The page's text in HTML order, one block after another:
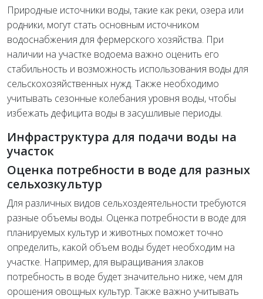
Природные источники воды, такие как реки, озера или
родники, могут стать основным источником
водоснабжения для фермерского хозяйства. При
наличии на участке водоема важно оценить его
стабильность и возможность использования воды для
сельскохозяйственных нужд. Также необходимо
учитывать сезонные колебания уровня воды, чтобы
избежать дефицита воды в засушливые периоды.
Инфраструктура для подачи воды на
участок
Оценка потребности в воде для разных
сельхозкультур
Для различных видов сельхоздеятельности требуются
разные объемы воды. Оценка потребности в воде для
планируемых культур и животных поможет точно
определить, какой объем воды будет необходим на
участке. Например, для выращивания злаков
потребность в воде будет значительно ниже, чем для
орошения овощных культур. Также важно учитывать